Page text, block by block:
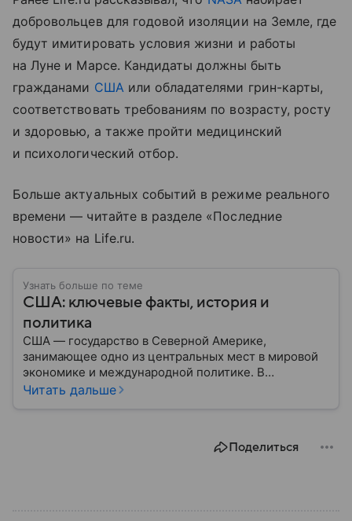
добровольцев для годовой изоляции на Земле, где
будут имитировать условия жизни и работы
на Луне и Марсе. Кандидаты должны быть
гражданами СШАили обладателями грин-карты,
соответствовать требованиям по возрасту, росту
и здоровью, а также пройти медицинский
и психологический отбор.
Больше актуальных событий в режиме реального
времени — читайте в разделе «Последние
новости» на Life.ru.
Узнать больше по теме
США: ключевые факты, история и
политика
США — государство в Северной Америке,
занимающее одно из центральных мест в мировой
экономике и международной политике. В
материале — основные сведения об этой стране.
Читать дальше
Поделиться